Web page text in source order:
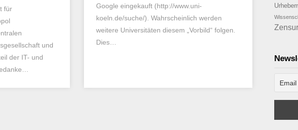
für
und
der IT- und
Google eingekauft (http://www.uni-
koeln.de/suche/). Wahrscheinlich werden
weitere Universitäten diesem „Vorbild“ folgen.
Dies…
Zensur